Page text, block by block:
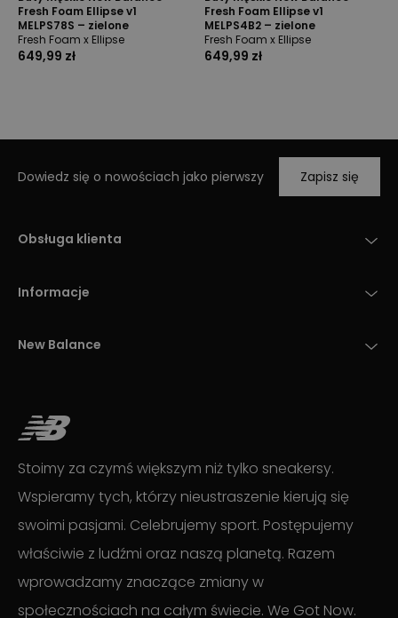
Fresh Foam Ellipse v1
MELPS78S – zielone
Fresh Foam x Ellipse
649,99 zł
Fresh Foam Ellipse v1
MELPS4B2 – zielone
Fresh Foam x Ellipse
649,99 zł
Dowiedz się o nowościach jako pierwszy Zapisz się
Obsługa klienta
Informacje
New Balance
Stoimy za czymś większym niż tylko sneakersy.
Wspieramy tych, którzy nieustraszenie kierują się
swoimi pasjami. Celebrujemy sport. Postępujemy
właściwie z ludźmi oraz naszą planetą. Razem
wprowadzamy znaczące zmiany w
społecznościach na całym świecie. We Got Now.